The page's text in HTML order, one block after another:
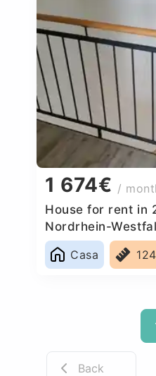
1 674€ /
House for rent in
Nordrhein-
Casa
Back